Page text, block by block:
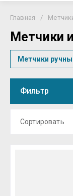
Главная /
Метчики
Метчики
Фильтр
Сортировать